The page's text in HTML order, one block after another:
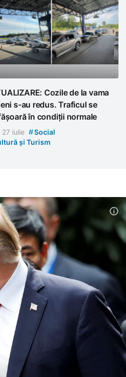
Cozile de la vama
s-au redus. Traficul se
în condiții normale
27 iulie #Social
și Turism